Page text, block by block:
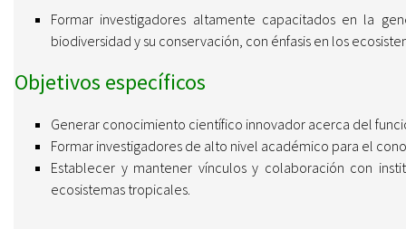
Formar investigadores altamente capacitados en la
biodiversidad y su conservación, con énfasis en los
Objetivos específicos
Generar conocimiento científico innovador acerca del
Formar investigadores de alto nivel académico para el
Establecer y mantener vínculos y colaboración con
ecosistemas tropicales.